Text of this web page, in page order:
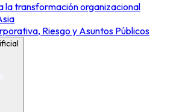
la transformación organizacional
Riesgo y Asuntos Públicos